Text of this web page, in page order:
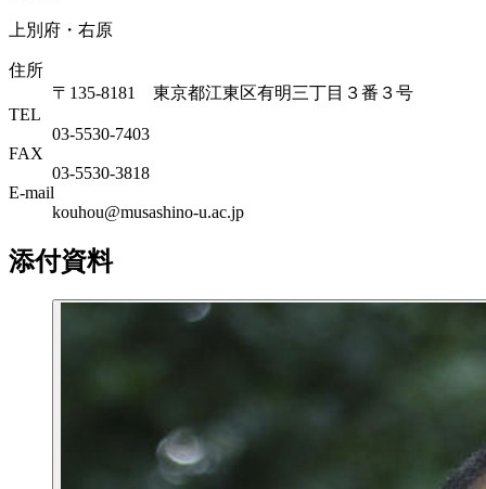
上別府・右原
住所
〒135-8181 東京都江東区有明三丁目３番３号
TEL
03-5530-7403
FAX
03-5530-3818
E-mail
kouhou@musashino-u.ac.jp
添付資料